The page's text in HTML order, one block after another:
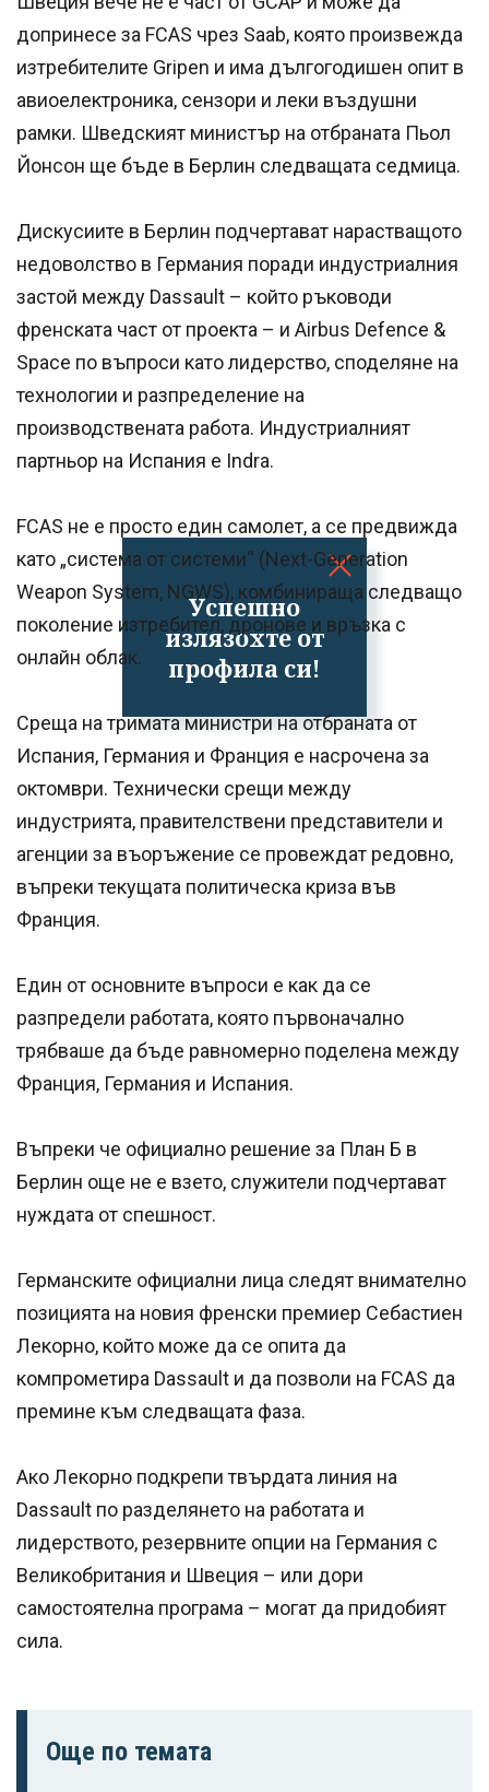
Успешно
излязохте от
профила си!
допринесе за FCAS чрез Saab, която произвежда
изтребителите Gripen и има дългогодишен опит в
авиоелектроника, сензори и леки въздушни
рамки. Шведският министър на отбраната Пьол
Йонсон ще бъде в Берлин следващата седмица.
Дискусиите в Берлин подчертават нарастващото
недоволство в Германия поради индустриалния
застой между Dassault – който ръководи
френската част от проекта – и Airbus Defence &
Space по въпроси като лидерство, споделяне на
технологии и разпределение на
производствената работа. Индустриалният
партньор на Испания е Indra.
FCAS не е просто един самолет, а се предвижда
като „система от системи“ (Next-Generation
Weapon System, NGWS), комбинираща следващо
поколение изтребител, дронове и връзка с
онлайн облак.
Среща на тримата министри на отбраната от
Испания, Германия и Франция е насрочена за
октомври. Технически срещи между
индустрията, правителствени представители и
агенции за въоръжение се провеждат редовно,
въпреки текущата политическа криза във
Франция.
Един от основните въпроси е как да се
разпредели работата, която първоначално
трябваше да бъде равномерно поделена между
Франция, Германия и Испания.
Въпреки че официално решение за План Б в
Берлин още не е взето, служители подчертават
нуждата от спешност.
Германските официални лица следят внимателно
позицията на новия френски премиер Себастиен
Лекорно, който може да се опита да
компрометира Dassault и да позволи на FCAS да
премине към следващата фаза.
Ако Лекорно подкрепи твърдата линия на
Dassault по разделянето на работата и
лидерството, резервните опции на Германия с
Великобритания и Швеция – или дори
самостоятелна програма – могат да придобият
сила.
Още по темата